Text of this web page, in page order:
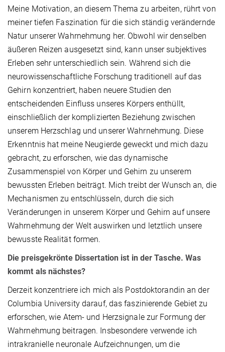
Meine Motivation, an diesem Thema zu arbeiten, rührt von
meiner tiefen Faszination für die sich ständig verändernde
Natur unserer Wahrnehmung her. Obwohl wir denselben
äußeren Reizen ausgesetzt sind, kann unser subjektives
Erleben sehr unterschiedlich sein. Während sich die
neurowissenschaftliche Forschung traditionell auf das
Gehirn konzentriert, haben neuere Studien den
entscheidenden Einfluss unseres Körpers enthüllt,
einschließlich der komplizierten Beziehung zwischen
unserem Herzschlag und unserer Wahrnehmung. Diese
Erkenntnis hat meine Neugierde geweckt und mich dazu
gebracht, zu erforschen, wie das dynamische
Zusammenspiel von Körper und Gehirn zu unserem
bewussten Erleben beiträgt. Mich treibt der Wunsch an, die
Mechanismen zu entschlüsseln, durch die sich
Veränderungen in unserem Körper und Gehirn auf unsere
Wahrnehmung der Welt auswirken und letztlich unsere
bewusste Realität formen.
Die preisgekrönte Dissertation ist in der Tasche. Was
kommt als nächstes?
Derzeit konzentriere ich mich als Postdoktorandin an der
Columbia University darauf, das faszinierende Gebiet zu
erforschen, wie Atem- und Herzsignale zur Formung der
Wahrnehmung beitragen. Insbesondere verwende ich
intrakranielle neuronale Aufzeichnungen, um die